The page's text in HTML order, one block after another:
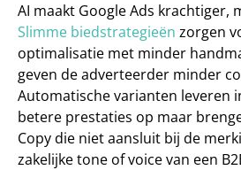
Slimme biedstrategieën zorgen
optimalisatie met minder
geven de adverteerder minder
Automatische varianten leveren
betere prestaties op maar
Copy die niet aansluit bij de
zakelijke tone of voice van een